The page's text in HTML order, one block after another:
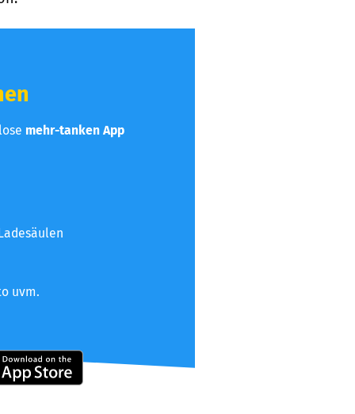
mehr-tanken App
uvm.